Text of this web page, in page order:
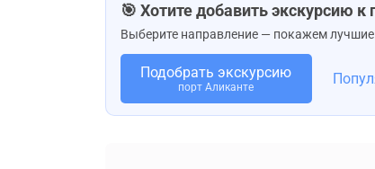
🎯 Хотите добавить экскурсию
Выберите направление — покажем
Подобрать экскурсию
порт Аликанте